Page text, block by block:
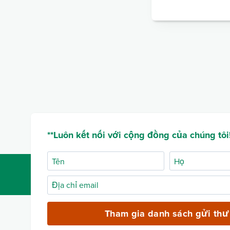
**Luôn kết nối với cộng đồng của chúng
Tên Họ
Địa
chỉ
(bắt
Tham gia danh sách gửi thư